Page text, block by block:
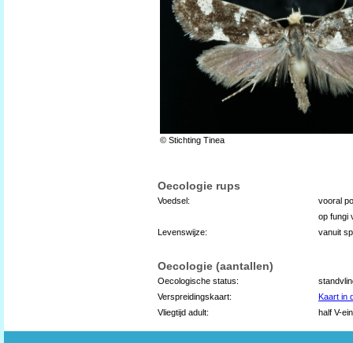
© Stichting Tinea
Oecologie rups
Voedsel:
vooral
op fungi
Levenswijze:
vanuit
Oecologie (aantallen)
Oecologische status:
Verspreidingskaart:
Kaart in
Vliegtijd adult:
half V-